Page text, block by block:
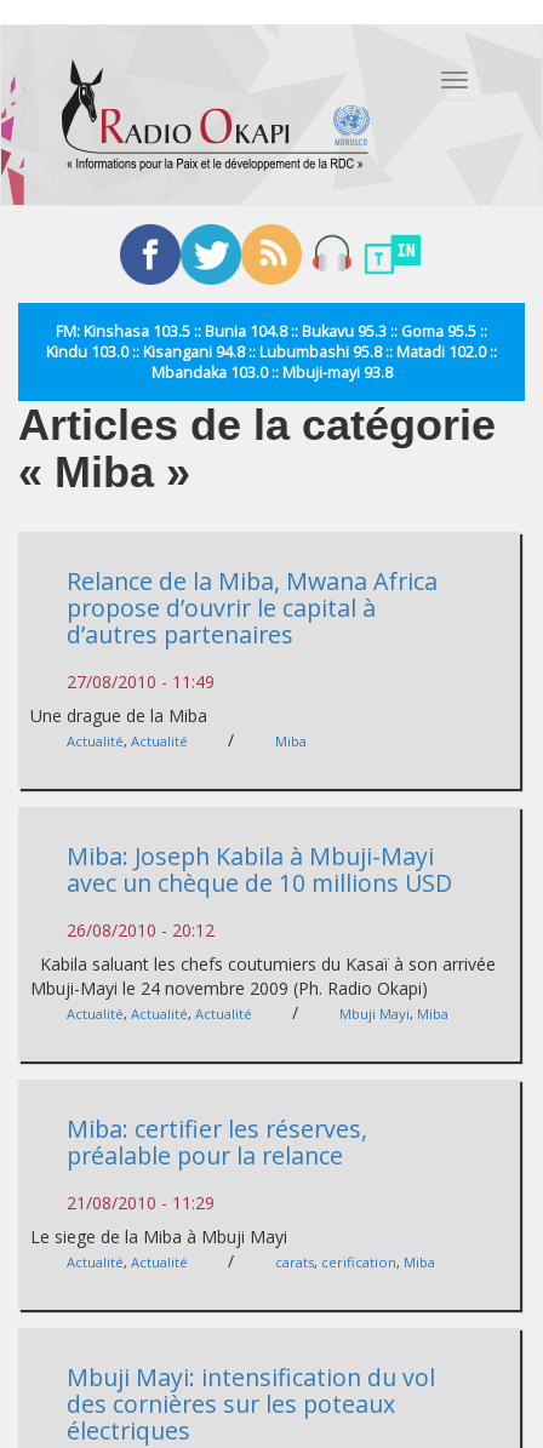
contenu
principal
Toggle
FM: Kinshasa 103.5 :: Bunia 104.8 :: Bukavu 95.3 :: Goma 95.5 ::
Kindu 103.0 :: Kisangani 94.8 :: Lubumbashi 95.8 :: Matadi 102.0 ::
Mbandaka 103.0 :: Mbuji-mayi 93.8
Articles de la catégorie
« Miba »
Relance de la Miba, Mwana Africa
propose d’ouvrir le capital à
d’autres partenaires
27/08/2010 - 11:49
Une drague de la Miba
Actualité, Actualité / Miba
Miba: Joseph Kabila à Mbuji-Mayi
avec un chèque de 10 millions USD
26/08/2010 - 20:12
Kabila saluant les chefs coutumiers du Kasaï à son arrivée
Mbuji-Mayi le 24 novembre 2009 (Ph. Radio Okapi)
Actualité, Actualité, Actualité / Mbuji Mayi, Miba
Miba: certifier les réserves,
préalable pour la relance
21/08/2010 - 11:29
Le siege de la Miba à Mbuji Mayi
Actualité, Actualité / carats, cerification, Miba
Mbuji Mayi: intensification du vol
des cornières sur les poteaux
électriques